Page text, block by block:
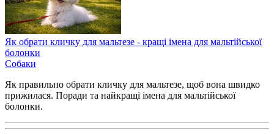
Як обрати кличку для мальтезе - кращі імена для мальтійської
болонки
Собаки
Як правильно обрати кличку для мальтезе, щоб вона швидко
прижилася. Поради та найкращі імена для мальтійської
болонки.